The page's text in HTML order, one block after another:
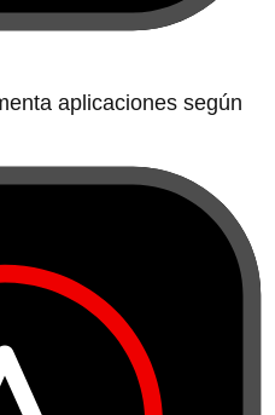
aplicaciones según